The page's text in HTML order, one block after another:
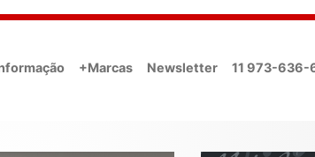
+Marcas Newsletter 11 973-636-